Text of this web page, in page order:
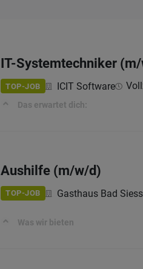
IT-Systemtechniker
TOP-JOB ICIT Software
Das erwartet dich:
Aushilfe (m/w/d)
TOP-JOB Gasthaus Bad Siess
Was wir bieten